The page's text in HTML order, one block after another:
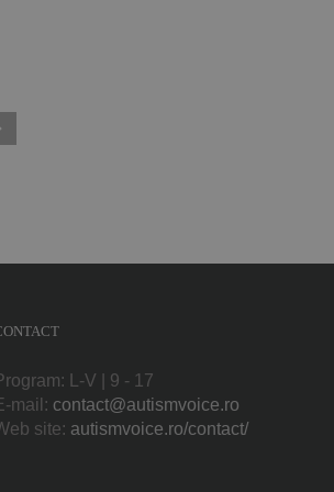
L-V | 9 - 17
mail: contact@autismvoice.ro
site: autismvoice.ro/contact/